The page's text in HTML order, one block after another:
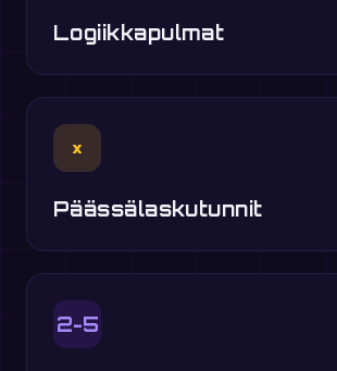
Logiikkapulmat
×
Päässälaskutunnit
2-5